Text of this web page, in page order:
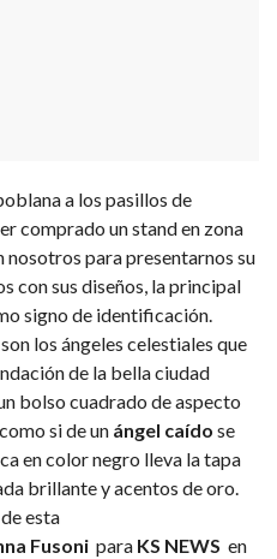
a los pasillos de
comprado un stand en zona
para presentarnos su
con sus diseños, la principal
signo de identificación.
los ángeles celestiales que
de la bella ciudad
bolso cuadrado de aspecto
si de un ángel caído se
en color negro lleva la tapa
brillante y acentos de oro.
esta
Fusoni para KS NEWS en